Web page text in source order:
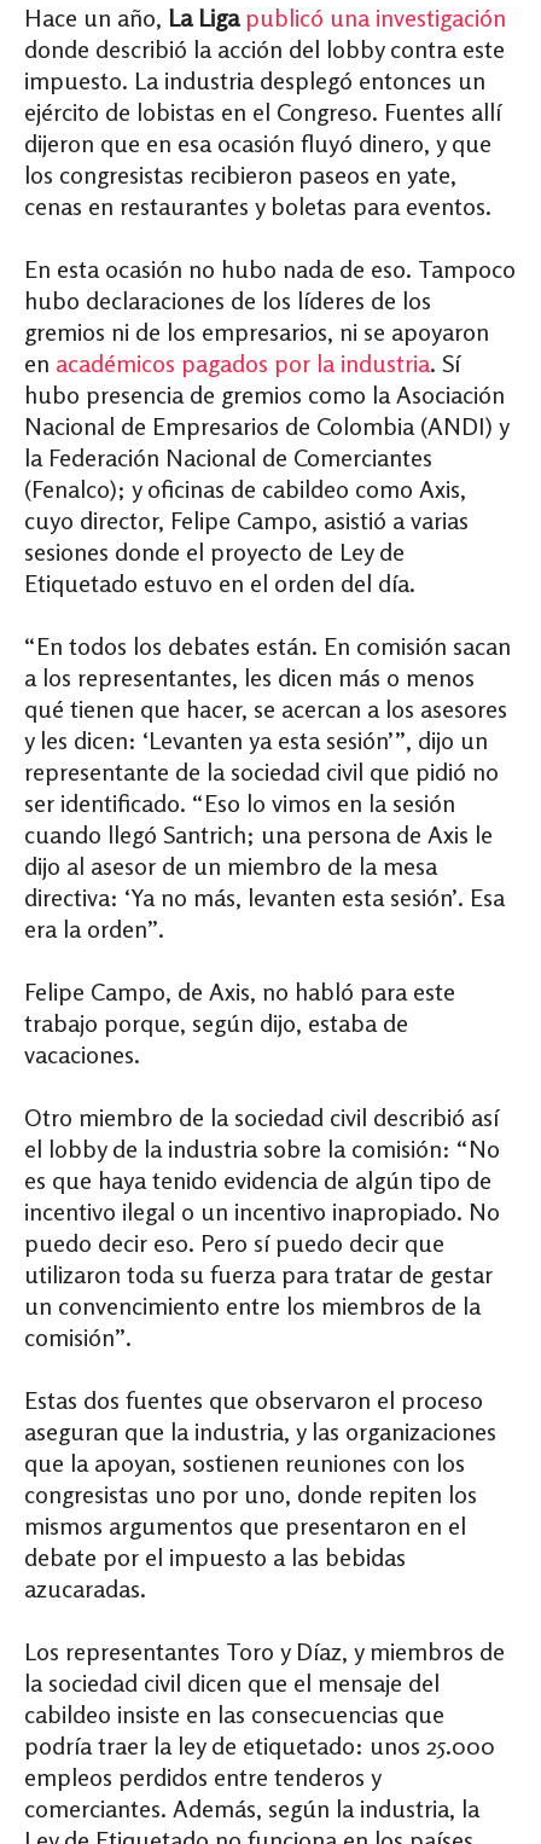
Hace un año, La Liga publicó una investigación
donde describió la acción del lobby contra este
impuesto. La industria desplegó entonces un
ejército de lobistas en el Congreso. Fuentes allí
dijeron que en esa ocasión fluyó dinero, y que
los congresistas recibieron paseos en yate,
cenas en restaurantes y boletas para eventos.
En esta ocasión no hubo nada de eso. Tampoco
hubo declaraciones de los líderes de los
gremios ni de los empresarios, ni se apoyaron
en académicos pagados por la industria. Sí
hubo presencia de gremios como la Asociación
Nacional de Empresarios de Colombia (ANDI) y
la Federación Nacional de Comerciantes
(Fenalco); y oficinas de cabildeo como Axis,
cuyo director, Felipe Campo, asistió a varias
sesiones donde el proyecto de Ley de
Etiquetado estuvo en el orden del día.
“En todos los debates están. En comisión sacan
a los representantes, les dicen más o menos
qué tienen que hacer, se acercan a los asesores
y les dicen: ‘Levanten ya esta sesión’”, dijo un
representante de la sociedad civil que pidió no
ser identificado. “Eso lo vimos en la sesión
cuando llegó Santrich; una persona de Axis le
dijo al asesor de un miembro de la mesa
directiva: ‘Ya no más, levanten esta sesión’. Esa
era la orden”.
Felipe Campo, de Axis, no habló para este
trabajo porque, según dijo, estaba de
vacaciones.
Otro miembro de la sociedad civil describió así
el lobby de la industria sobre la comisión: “No
es que haya tenido evidencia de algún tipo de
incentivo ilegal o un incentivo inapropiado. No
puedo decir eso. Pero sí puedo decir que
utilizaron toda su fuerza para tratar de gestar
un convencimiento entre los miembros de la
comisión”.
Estas dos fuentes que observaron el proceso
aseguran que la industria, y las organizaciones
que la apoyan, sostienen reuniones con los
congresistas uno por uno, donde repiten los
mismos argumentos que presentaron en el
debate por el impuesto a las bebidas
azucaradas.
Los representantes Toro y Díaz, y miembros de
la sociedad civil dicen que el mensaje del
cabildeo insiste en las consecuencias que
podría traer la ley de etiquetado: unos 25.000
empleos perdidos entre tenderos y
comerciantes. Además, según la industria, la